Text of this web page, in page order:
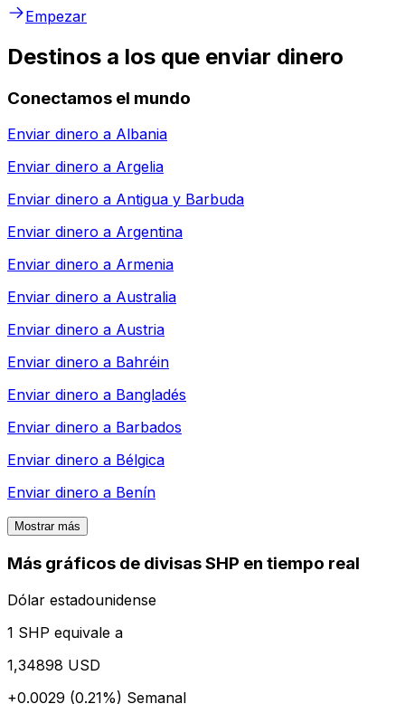
Empezar
Destinos a los que enviar dinero
Conectamos el mundo
Enviar dinero a Albania
Enviar dinero a Argelia
Enviar dinero a Antigua y Barbuda
Enviar dinero a Argentina
Enviar dinero a Armenia
Enviar dinero a Australia
Enviar dinero a Austria
Enviar dinero a Bahréin
Enviar dinero a Bangladés
Enviar dinero a Barbados
Enviar dinero a Bélgica
Enviar dinero a Benín
Mostrar más
Más gráficos de divisas SHP en tiempo real
Dólar estadounidense
1 SHP equivale a
1,34898 USD
+0.0029 (0.21%) Semanal